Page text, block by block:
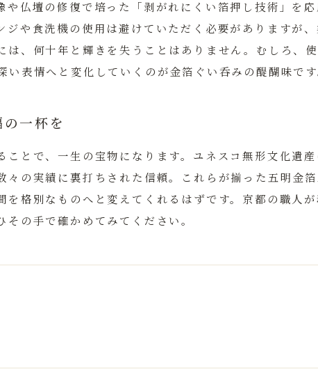
や仏壇の修復で培った「剥がれにくい箔押し技術」を応
ジや食洗機の使用は避けていただく必要がありますが、
は、何十年と輝きを失うことはありません。むしろ、
表情へと変化していくのが金箔ぐい呑みの醍醐味です
一杯を
ことで、一生の宝物になります。ユネスコ無形文化遺産
々の実績に裏打ちされた信頼。これらが揃った五明金箔
を格別なものへと変えてくれるはずです。京都の職人が
の手で確かめてみてください。